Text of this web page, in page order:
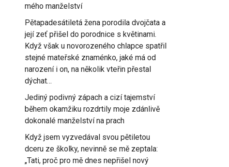
mého manželství
Pětapadesátiletá žena porodila dvojčata a
její zeť přišel do porodnice s květinami.
Když však u novorozeného chlapce spatřil
stejné mateřské znaménko, jaké má od
narození i on, na několik vteřin přestal
dýchat…
Jediný podivný zápach a cizí tajemství
během okamžiku rozdrtily moje zdánlivě
dokonalé manželství na prach
Když jsem vyzvedával svou pětiletou
dceru ze školky, nevinně se mě zeptala:
„Tati, proč pro mě dnes nepřišel nový